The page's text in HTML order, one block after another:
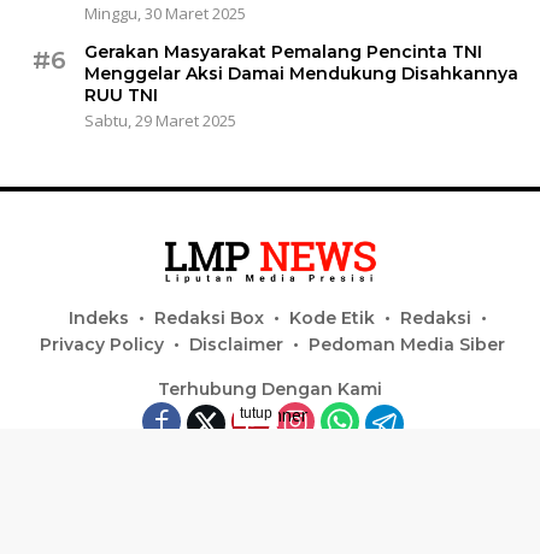
Minggu, 30 Maret 2025
#6
Gerakan Masyarakat Pemalang Pencinta TNI
Menggelar Aksi Damai Mendukung Disahkannya
RUU TNI
Sabtu, 29 Maret 2025
Indeks Redaksi Box Kode Etik
Redaksi
Privacy Policy
Disclaimer Pedoman Media Siber
Terhubung Dengan Kami
tutup